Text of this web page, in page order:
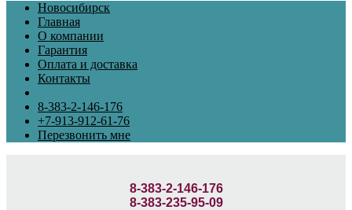
Новосибирск
Главная
О компании
Гарантия
Оплата и доставка
Контакты
8-383-2-146-176
+7-913-912-61-76
Перезвонить мне
8-383-2-146-176
8-383-235-95-09